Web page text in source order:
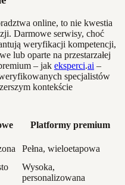
online, to nie kwestia
Darmowe serwisy, choć
weryfikacji kompetencji,
lub oparte na przestarzałej
– jak eksperci.ai –
specjalistów
kontekście
Platformy premium
Pełna, wieloetapowa
Wysoka,
personalizowana